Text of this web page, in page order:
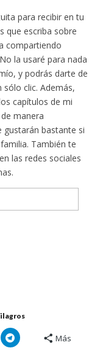
para recibir en tu
que escriba sobre
compartiendo
la usaré para nada
y podrás darte de
clic. Además,
capítulos de mi
de manera
bastante si
También te
las redes sociales
Más